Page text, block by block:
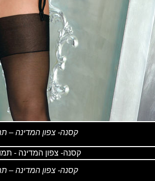
קסנה- צפון המדינה –
קסנה- צפון המדינה –